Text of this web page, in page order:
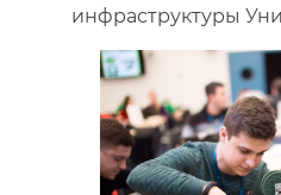
инфраструктуры